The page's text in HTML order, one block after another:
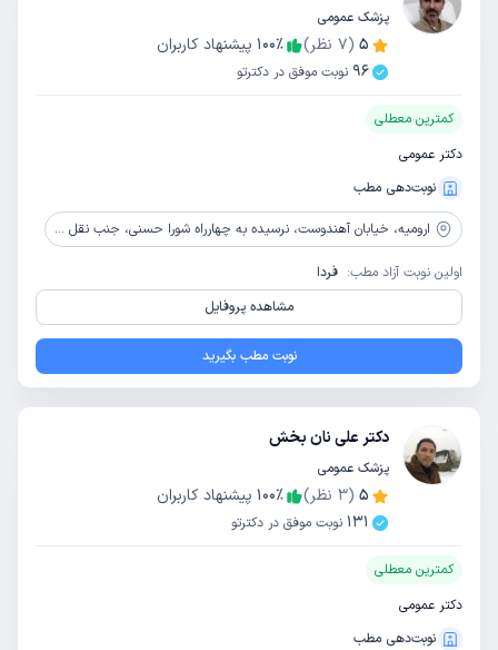
پزشک عمومی
5
(
7 نظر) 100٪
پیشنهاد کاربران
96 نوبت موفق در دکترتو
کمترین معطلی
دکتر عمومی
نوبت‌دهی مطب
ارومیه، خیابان آهندوست، نرسیده به چهارراه شورا حسنی، جنب نقل ممتاز، ساختمان بردیا، بالای داروخانه دکتر حمیدی آذر، طبقه سوم، واحد 7
اولین نوبت آزاد مطب: فردا
مشاهده پروفایل
نوبت مطب بگیرید
دکتر علی نان بخش
پزشک عمومی
5
(
3 نظر) 100٪
پیشنهاد کاربران
131 نوبت موفق در دکترتو
کمترین معطلی
دکتر عمومی
نوبت‌دهی مطب